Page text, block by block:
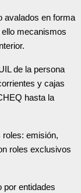
avalados en forma
mecanismos
de la persona
y cajas
hasta la
roles: emisión,
roles exclusivos
por entidades